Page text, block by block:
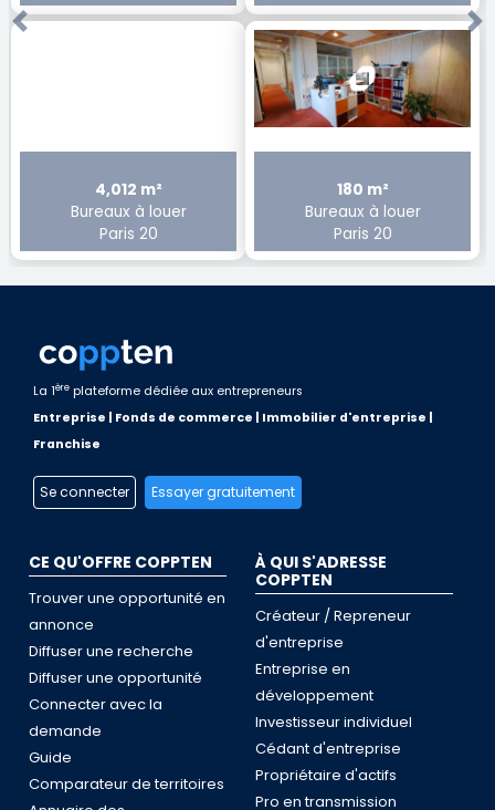
4,012 m²
Bureaux à louer
Paris 20
180 m²
Bureaux à louer
Paris 20
Previous
La 1ère plateforme dédiée aux entrepreneurs
Entreprise | Fonds de commerce | Immobilier d'entreprise |
Franchise
Se connecter Essayer gratuitement
CE QU'OFFRE COPPTEN
Trouver une opportunité en
annonce
Diffuser une recherche
Diffuser une opportunité
Connecter avec la
demande
Guide
Comparateur de territoires
À QUI S'ADRESSE
COPPTEN
Créateur / Repreneur
d'entreprise
Entreprise en
développement
Investisseur individuel
Cédant d'entreprise
Propriétaire d'actifs
Pro en transmission